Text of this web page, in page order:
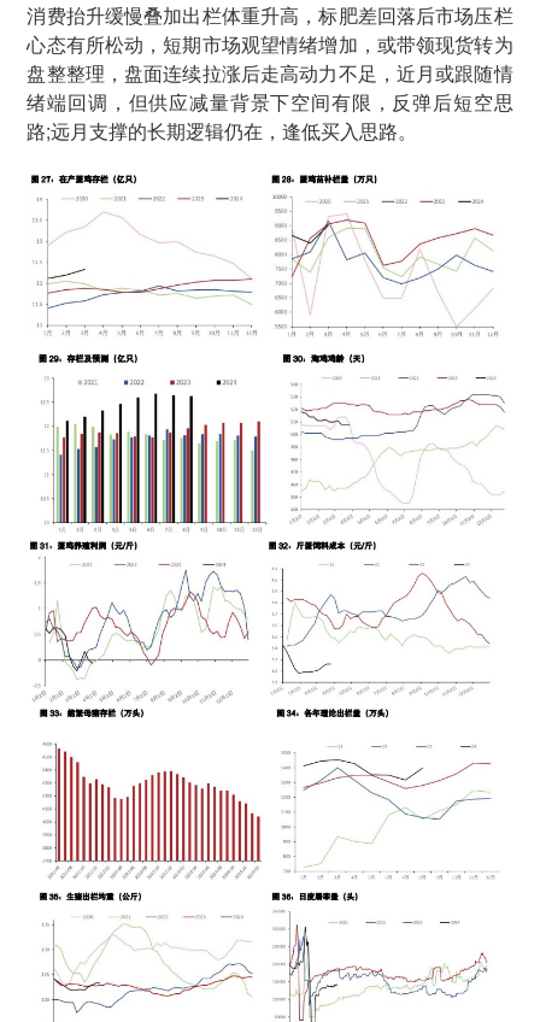
消费抬升缓慢叠加出栏体重升高，标肥差回落后市场压栏
心态有所松动，短期市场观望情绪增加，或带领现货转为
盘整整理，盘面连续拉涨后走高动力不足，近月或跟随情
绪端回调，但供应减量背景下空间有限，反弹后短空思
路;远月支撑的长期逻辑仍在，逢低买入思路。